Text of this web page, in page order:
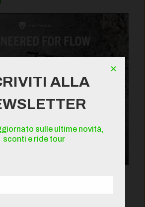
Il Nuovo Punto di Riferimento per
ALLA
sulle ultime novità,
sconti e ride tour
×